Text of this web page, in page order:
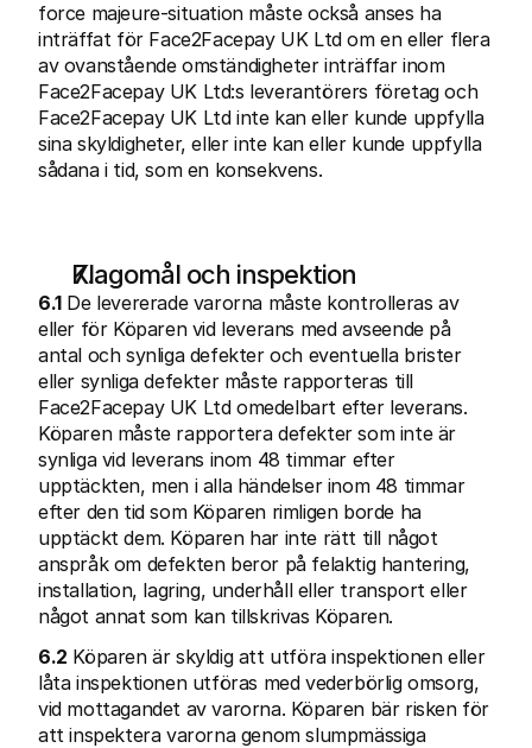
force majeure-situation måste också anses ha
inträffat för Face2Facepay UK Ltd om en eller flera
av ovanstående omständigheter inträffar inom
Face2Facepay UK Ltd:s leverantörers företag och
Face2Facepay UK Ltd inte kan eller kunde uppfylla
sina skyldigheter, eller inte kan eller kunde uppfylla
sådana i tid, som en konsekvens.
Klagomål och inspektion
6.1 De levererade varorna måste kontrolleras av
eller för Köparen vid leverans med avseende på
antal och synliga defekter och eventuella brister
eller synliga defekter måste rapporteras till
Face2Facepay UK Ltd omedelbart efter leverans.
Köparen måste rapportera defekter som inte är
synliga vid leverans inom 48 timmar efter
upptäckten, men i alla händelser inom 48 timmar
efter den tid som Köparen rimligen borde ha
upptäckt dem. Köparen har inte rätt till något
anspråk om defekten beror på felaktig hantering,
installation, lagring, underhåll eller transport eller
något annat som kan tillskrivas Köparen.
6.2 Köparen är skyldig att utföra inspektionen eller
låta inspektionen utföras med vederbörlig omsorg,
vid mottagandet av varorna. Köparen bär risken för
att inspektera varorna genom slumpmässiga